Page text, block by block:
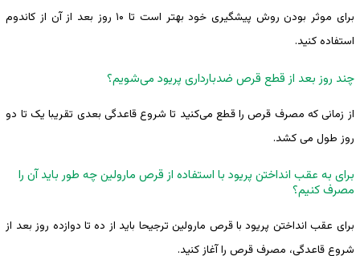
برای موثر بودن روش پیشگیری خود بهتر است تا ۱۰ روز بعد از آن از کاندوم
استفاده کنید.
چند روز بعد از قطع قرص ضدبارداری پریود می‌شویم؟
از زمانی که مصرف قرص را قطع می‌کنید تا شروع قاعدگی بعدی تقریبا یک تا دو
روز طول می کشد.
برای به عقب انداختن پریود با استفاده از قرص مارولین چه طور باید آن را
مصرف کنیم؟
برای عقب انداختن پریود با قرص مارولین ترجیحا باید از ده تا دوازده روز بعد از
شروع قاعدگی، مصرف قرص را آغاز کنید.